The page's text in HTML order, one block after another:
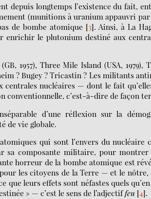
depuis longtemps l’existence du fait,
(munitions à uranium appauvri par
de bombe atomique [3]. Ainsi, à La
enrichir le plutonium destiné aux
1957), Three Mile Island (USA, 1979),
? Bugey ? Tricastin ? Les militants
nucléaires — dont le fait
conventionnelle, c’est-à-dire de façon
d’une réflexion sur la
de vie globale.
qui sont l’envers du nucléaire
sa composante militaire, pour montrer
horreur de la bombe atomique est
les citoyens de la Terre — et le nôtre,
que leurs effets sont néfastes quels
» — c’est le sens de l’adjectiffeu [4].